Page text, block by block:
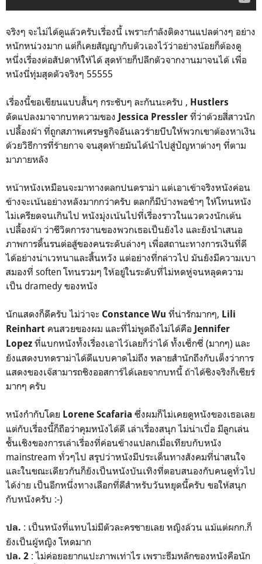
จริงๆ จะไม่ได้ดูแล้วครับเรื่องนี้ เพราะกำลังติดงานแปลต่างๆ อย่าง
หนักหน่วงมาก แต่ก็เคยสัญญากับตัวเองไว้ว่าอย่างน้อยก็ต้องดู
หนึ่งเรื่องต่อสัปดาห์ให้ได้ สุดท้ายก็ปลีกตัวจากงานมาจนได้ เพื่อ
หนังนี่ทุ่มสุดตัวจริงๆ 55555
เรื่องนี้ขอเขียนแบบสั้นๆ กระชับๆ ละกันนะครับ , Hustlers
ดัดแปลงมาจากบทความของ Jessica Pressler ที่ว่าด้วยสี่สาวนัก
เปลื้องผ้า ที่ถูกสภาพเศรษฐกิจอันเลวร้ายบีบให้พวกเขาต้องหาเงิน
ด้วยวิธีการที่ร้ายกาจ จนสุดท้ายมันได้นำไปสู่ปัญหาต่างๆ ที่ตาม
มาภายหลัง
หน้าหนังเหมือนจะมาทางตลกปนดราม่า แต่เอาเข้าจริงหนังค่อน
ข้างจะเน้นอย่างหลังมากกว่าครับ ตลกก็มีบ้างพอขำๆ ให้โทนหนัง
ไม่เครียดจนเกินไป หนังมุ่งเน้นไปที่เรื่องราวในแวดวงนักเต้น
เปลื้องผ้า ว่าชีวิตการงานของพวกเธอเป็นยังไง และยังนำเสนอ
ภาพการดิ้นรนต่อสู้ของคนระดับล่างๆ เพื่อสถานะทางการเงินที่ดี
ได้อย่างน่าเวทนาและสิ้นหวัง แต่อย่างที่กล่าวไป มันยังมีความเบา
สมองที่ soften โทนรวมๆ ให้อยู่ในระดับที่ไม่หดหู่จนหลุดความ
เป็น dramedy ของหนัง
นักแสดงก็ดีครับ ไม่ว่าจะ Constance Wu ที่น่ารักมากๆ, Lili
Reinhart คนสวยของผม และที่ไม่พูดถึงไม่ได้คือ Jennifer
Lopez ที่แบกหนังทั้งเรื่องเอาไว้เลยก็ว่าได้ ทั้งเซ็กซี่ (มากๆ) และ
ยังแสดงบทดราม่าได้ดีแบบคาดไม่ถึง หลายสำนักถึงกับเต็งว่าการ
แสดงของเจ๊สามารถชิงออสการ์ได้เลยจากบทนี้ ถ้าได้ชิงจริงก็เชียร์
มากๆ ครับ
หนังกำกับโดย Lorene Scafaria ซึ่งผมก็ไม่เคยดูหนังของเธอเลย
แต่กับเรื่องนี้ก็ถือว่าคุมหนังได้ดี เล่าเรื่องสนุก ไม่น่าเบื่อ มีลูกเล่น
ชั้นเชิงของการเล่าเรื่องที่ค่อนข้างแปลกเมื่อเทียบกับหนัง
mainstream ทั่วๆไป สรุปว่าหนังมีประเด็นทางสังคมที่น่าสนใจ
และในขณะเดียวกันก็ยังเป็นหนังบันเทิงที่ตอบสนองกับคนดูทั่วไป
ได้ง่าย เป็นอีกหนึ่งทางเลือกที่ดีสำหรับวันหยุดนี้ครับ ขอให้สนุก
กับหนังครับ :-)
ปล. : เป็นหนังที่แทบไม่มีตัวละครชายเลย หญิงล้วน แม้แต่ผกก.ก็
ยังเป็นผู้หญิง โหดมาก
ปล. 2 : ไม่ค่อยอยากแปะภาพเท่าไร เพราะธีมหลักของหนังคือนัก